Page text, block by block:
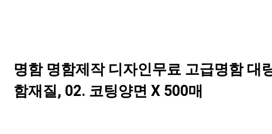
명함 명함제작 디자인무료 고급명함 대
함재질, 02. 코팅양면 X 500매